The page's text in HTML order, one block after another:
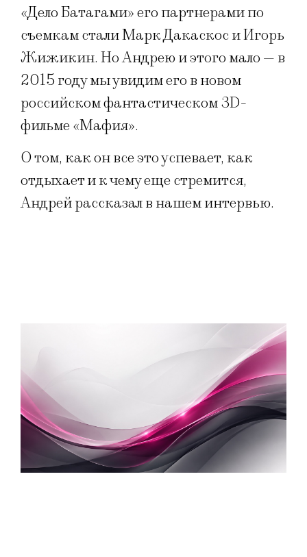
«Дело Батагами» его партнерами по
съемкам стали Марк Дакаскос и Игорь
Жижикин. Но Андрею и этого мало — в
2015 году мы увидим его в новом
российском фантастическом 3D-
фильме «Мафия».
О том, как он все это успевает, как
отдыхает и к чему еще стремится,
Андрей рассказал в нашем интервью.